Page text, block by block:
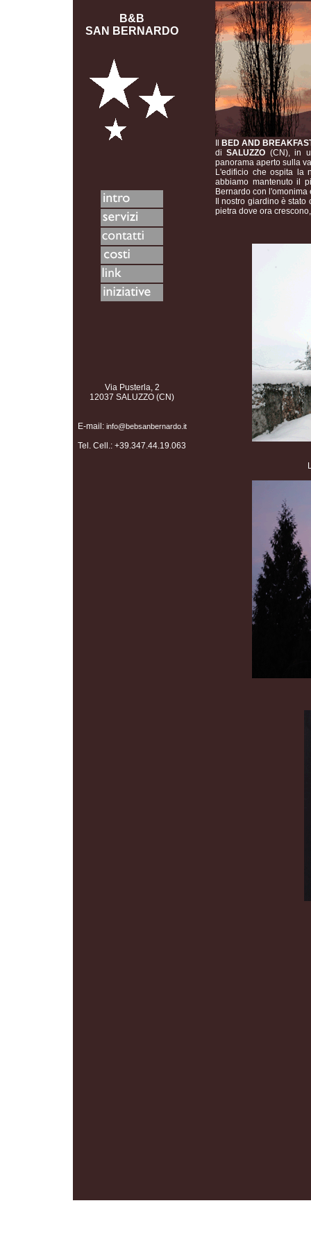
B&B
SAN BERNARDO
BED AND
diSALUZZO (CN), in
panorama aperto sulla
L'edificio che ospita la
abbiamo mantenuto il
Bernardo con l'omonima
Il nostro giardino è
pietra dove ora
Via Pusterla, 2
12037 SALUZZO (CN)
E-mail: info@bebsanbernardo.it
Tel. Cell.: +39.347.44.19.063